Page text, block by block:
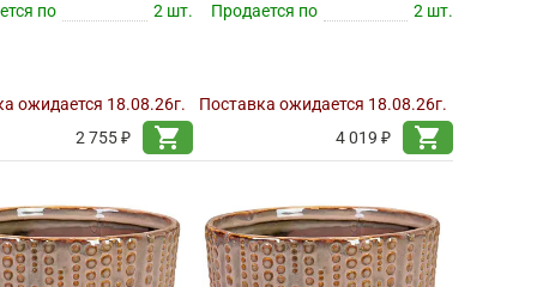
по
2 шт.
ожидается 18.08.26г.
2 755 ₽
shopping_cart
Продается по
2 шт.
Поставка ожидается 18.08.26г.
4 019 ₽
shopping_cart